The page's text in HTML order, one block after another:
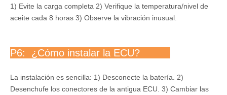
1) Evite la carga completa 2) Verifique la temperatura/nivel de
aceite cada 8 horas 3) Observe la vibración inusual.
P6: ¿Cómo instalar la ECU?
La instalación es sencilla: 1) Desconecte la batería. 2)
Desenchufe los conectores de la antigua ECU. 3) Cambiar las